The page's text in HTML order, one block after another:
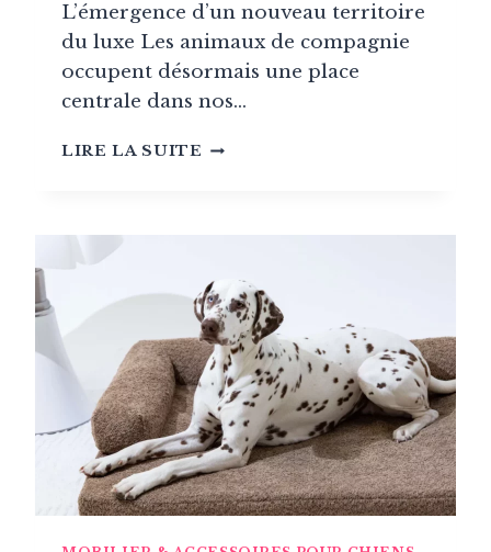
L’émergence d’un nouveau territoire
du luxe Les animaux de compagnie
occupent désormais une place
centrale dans nos…
LIRE LA SUITE LES
LE
QUOTIDIEN
DE
NOS
ANIMAUX